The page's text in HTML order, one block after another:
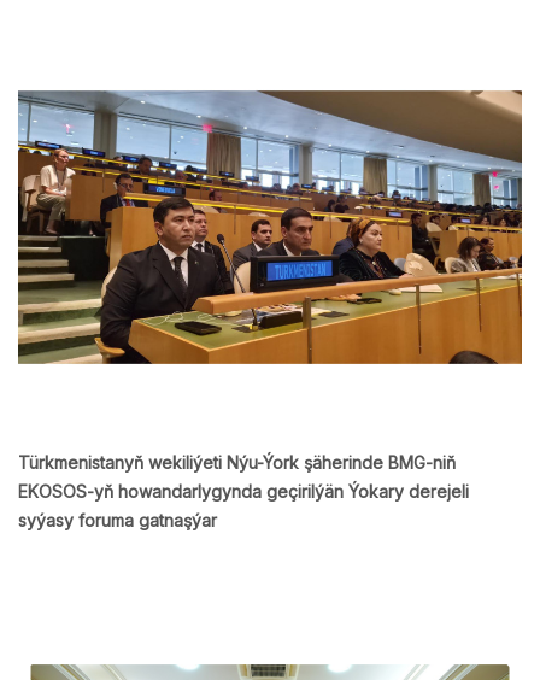
Türkmenistanyň wekiliýeti Nýu-Ýork şäherinde BMG-niň
EKOSOS-yň howandarlygynda geçirilýän Ýokary derejeli
syýasy foruma gatnaşýar